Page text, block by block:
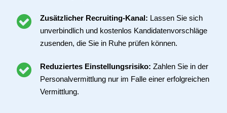
Zusätzlicher Recruiting-Kanal: Lassen Sie sich
unverbindlich und kostenlos Kandidatenvorschläge
zusenden, die Sie in Ruhe prüfen können.
Reduziertes Einstellungsrisiko: Zahlen Sie in der
Personalvermittlung nur im Falle einer erfolgreichen
Vermittlung.